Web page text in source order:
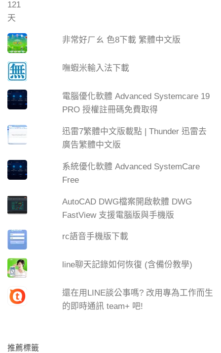
非常好ㄏㄠ 色8下載 繁體中文版
嘸蝦米輸入法下載
電腦優化軟體 Advanced Systemcare 19
PRO 授權註冊碼免費取得
迅雷7繁體中文版載點 | Thunder 迅雷去
廣告繁體中文版
系統優化軟體 Advanced SystemCare
Free
AutoCAD DWG檔案開啟軟體 DWG
FastView 支援電腦版與手機版
rc語音手機版下載
line聊天記錄如何恢復 (含備份教學)
還在用LINE談公事嗎? 改用專為工作而生
的即時通訊 team+ 吧!
推薦標籤